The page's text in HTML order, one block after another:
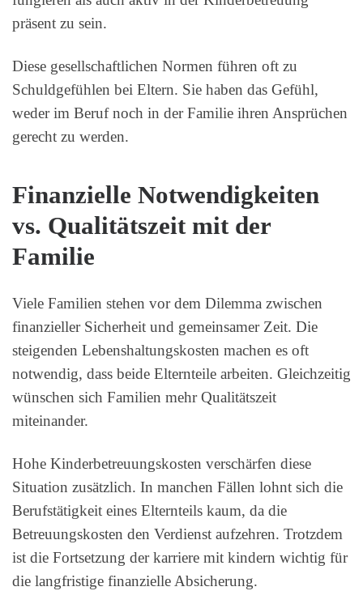
präsent zu sein.
Diese gesellschaftlichen Normen führen oft zu
Schuldgefühlen bei Eltern. Sie haben das Gefühl,
weder im Beruf noch in der Familie ihren Ansprüchen
gerecht zu werden.
Finanzielle Notwendigkeiten
vs. Qualitätszeit mit der
Familie
Viele Familien stehen vor dem Dilemma zwischen
finanzieller Sicherheit und gemeinsamer Zeit. Die
steigenden Lebenshaltungskosten machen es oft
notwendig, dass beide Elternteile arbeiten. Gleichzeitig
wünschen sich Familien mehr Qualitätszeit
miteinander.
Hohe Kinderbetreuungskosten verschärfen diese
Situation zusätzlich. In manchen Fällen lohnt sich die
Berufstätigkeit eines Elternteils kaum, da die
Betreuungskosten den Verdienst aufzehren. Trotzdem
ist die Fortsetzung der karriere mit kindern wichtig für
die langfristige finanzielle Absicherung.